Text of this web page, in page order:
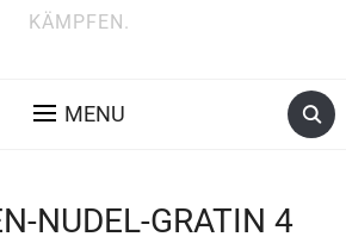
KÄMPFEN.
MENU
NUDEL-GRATIN 4